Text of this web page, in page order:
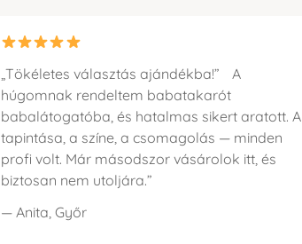
„Tökéletes választás ajándékba!” A
húgomnak rendeltem babatakarót
babalátogatóba, és hatalmas sikert aratott. A
tapintása, a színe, a csomagolás — minden
profi volt. Már másodszor vásárolok itt, és
biztosan nem utoljára.”
— Anita, Győr